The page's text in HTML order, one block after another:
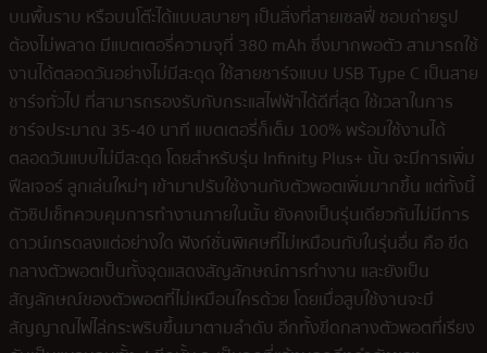
บนพื้นราบ หรือบนโต๊ะได้แบบสบายๆ เป็นสิ่งที่สายเซลฟี่ ชอบถ่ายรูป
ต้องไม่พลาด มีแบตเตอรี่ความจุที่ 380 mAh ซึ่งมากพอตัว สามารถใช้
งานได้ตลอดวันอย่างไม่มีสะดุด ใช้สายชาร์จแบบ USB Type C เป็นสาย
ชาร์จทั่วไป ที่สามารถรองรับกับกระแสไฟฟ้าได้ดีที่สุด ใช้เวลาในการ
ชาร์จประมาณ 35-40 นาที แบตเตอรี่ก็เต็ม 100% พร้อมใช้งานได้
ตลอดวันแบบไม่มีสะดุด โดยสำหรับรุ่น Infinity Plus+ นั้น จะมีการเพิ่ม
ฟีลเจอร์ ลูกเล่นใหม่ๆ เข้ามาปรับใช้งานกับตัวพอตเพิ่มมากขึ้น แต่ทั้งนี้
ตัวซิปเซ็ทควบคุมการทำงานภายในนั้น ยังคงเป็นรุ่นเดียวกันไม่มีการ
ดาวน์เกรดลงแต่อย่างใด ฟังก์ชั่นพิเศษที่ไม่เหมือนกับในรุ่นอื่น คือ ขีด
กลางตัวพอตเป็นทั้งจุดแสดงสัญลักษณ์การทำงาน และยังเป็น
สัญลักษณ์ของตัวพอตที่ไม่เหมือนใครด้วย โดยเมื่อสูบใช้งานจะมี
สัญญาณไฟไล่กระพริบขึ้นมาตามลำดับ อีกทั้งขีดกลางตัวพอตที่เรียง